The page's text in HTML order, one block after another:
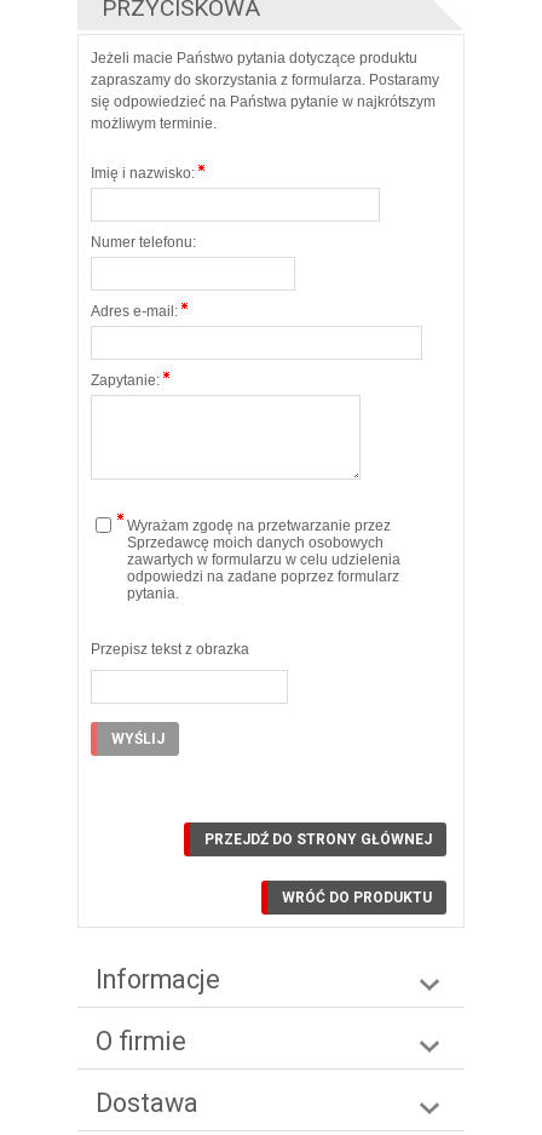
PRZYCISKOWA
Jeżeli macie Państwo pytania dotyczące produktu
zapraszamy do skorzystania z formularza. Postaramy
się odpowiedzieć na Państwa pytanie w najkrótszym
możliwym terminie.
Imię i nazwisko:
Numer telefonu:
Adres e-mail:
Zapytanie:
Wyrażam zgodę na przetwarzanie przez
Sprzedawcę moich danych osobowych
zawartych w formularzu w celu udzielenia
odpowiedzi na zadane poprzez formularz
pytania.
Przepisz tekst z obrazka
PRZEJDŹ DO STRONY GŁÓWNEJ
WRÓĆ DO PRODUKTU
Informacje
O firmie
Dostawa